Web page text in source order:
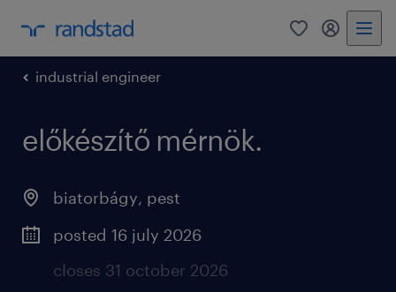
0 my
industrial engineer
előkészítő mérnök.
biatorbágy, pest
posted 16 july 2026
closes 31 october 2026